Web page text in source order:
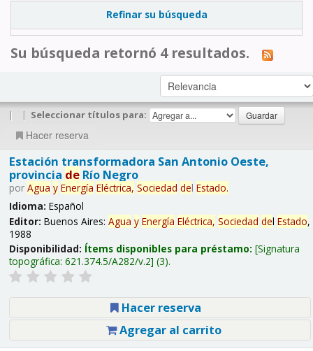
Refinar su búsqueda
Su búsqueda retornó 4 resultados.
| | Seleccionar títulos para:
Hacer reserva
Estación transformadora San Antonio Oeste,
provincia deRío Negro
por Agua y Energía Eléctrica, Sociedad del Estado.
Idioma: Español
Editor: Buenos Aires: Agua y Energía Eléctrica, Sociedad del Estado,
1988
Disponibilidad: Ítems disponibles para préstamo: Signatura
topográfica: 621.374.5/A282/v.2 (3).
Hacer reserva
Agregar al carrito